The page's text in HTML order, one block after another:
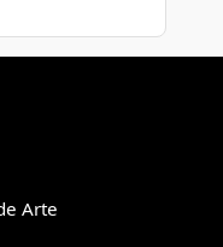
Arte